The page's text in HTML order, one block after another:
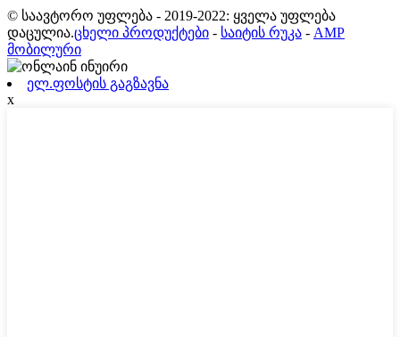
© საავტორო უფლება - 2019-2022: ყველა უფლება
დაცულია.ცხელი პროდუქტები - საიტის რუკა - AMP
მობილური
ელ.ფოსტის გაგზავნა
x